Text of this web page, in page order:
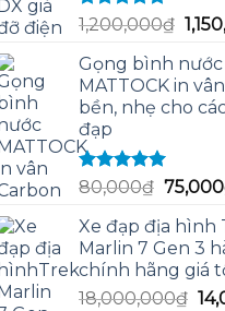
Được xếp
hạng
5.00
sao
1,200,000₫ Giá
là:
Gọng bình nước
MATTOCK in
bền, nhẹ cho
đạp
Được xếp
hạng
sao
80,000₫ Giá
là:
75,000
Xe đạp địa hình
Marlin 7 Gen 3
chính hãng giá
18,000,000₫ Giá